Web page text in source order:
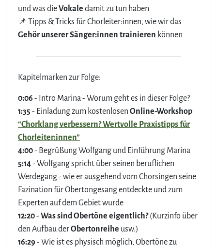
und was dieVokale damit zu tun haben
📌 Tipps & Tricks für Chorleiter:innen, wie wir das
Gehör unserer Sänger:innen trainieren können
Kapitelmarken zur Folge:
0:06 - Intro Marina - Worum geht es in dieser Folge?
1:35- Einladung zum kostenlosen Online-Workshop
“Chorklang verbessern? Wertvolle Praxistipps für
Chorleiter:innen”
4:00- Begrüßung Wolfgang und Einführung Marina
5:14- Wolfgang spricht über seinen beruflichen
Werdegang - wie er ausgehend vom Chorsingen seine
Fazination für Obertongesang entdeckte und zum
Experten auf dem Gebiet wurde
12:20- Was sind Obertöne eigentlich?(Kurzinfo über
den Aufbau derObertonreihe usw.)
16:29 - Wie ist es physisch möglich, Obertöne zu